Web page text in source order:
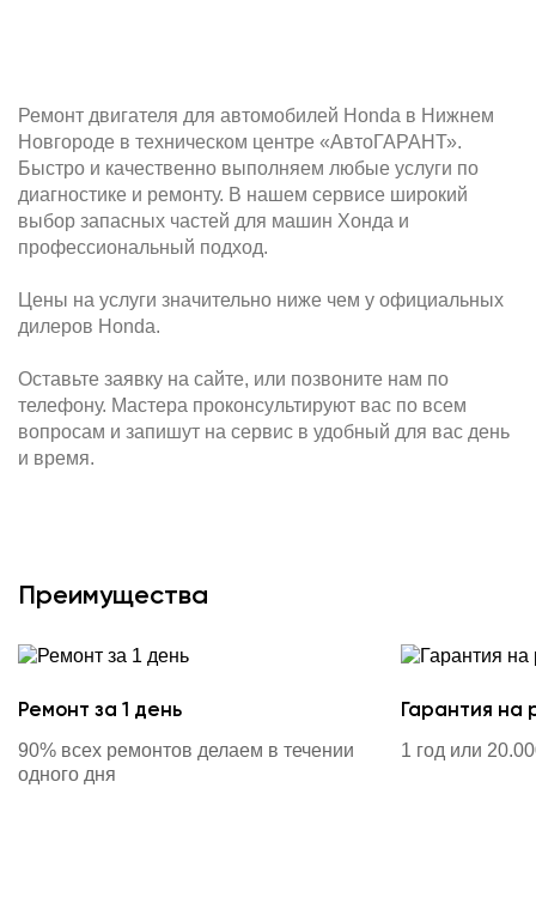
Ремонт двигателя для автомобилей Honda в Нижнем
Новгороде в техническом центре «АвтоГАРАНТ».
Быстро и качественно выполняем любые услуги по
диагностике и ремонту. В нашем сервисе широкий
выбор запасных частей для машин Хонда и
профессиональный подход.
Цены на услуги значительно ниже чем у официальных
дилеров Honda.
Оставьте заявку на сайте, или позвоните нам по
телефону. Мастера проконсультируют вас по всем
вопросам и запишут на сервис в удобный для вас день
и время.
Преимущества
Ремонт за 1 день
90% всех ремонтов делаем в течении
одного дня
Гарантия на
1 год или